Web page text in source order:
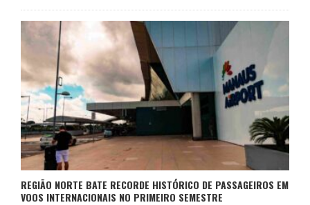
REGIÃO NORTE BATE RECORDE HISTÓRICO DE PASSAGEIROS EM
VOOS INTERNACIONAIS NO PRIMEIRO SEMESTRE